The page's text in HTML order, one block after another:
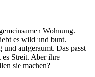
Wohnung.
es wild und bunt.
und aufgeräumt. Das passt
es Streit. Aber ihre
sie machen?